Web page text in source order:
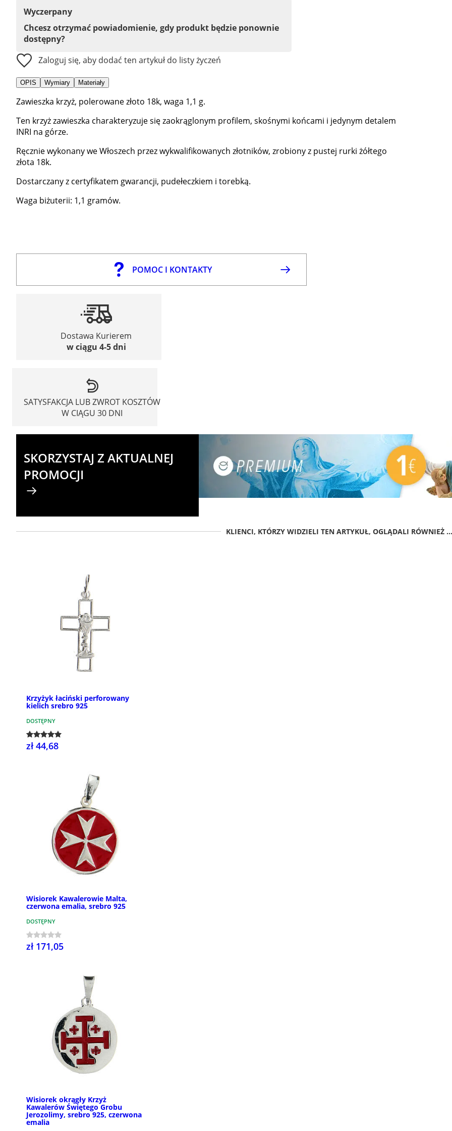
Wyczerpany
Chcesz otrzymać powiadomienie, gdy produkt będzie ponownie
dostępny?
Zaloguj się, aby dodać ten artykuł do listy życzeń
OPIS Wymiary Materiały
Zawieszka krzyż, polerowane złoto 18k, waga 1,1 g.
Ten krzyż zawieszka charakteryzuje się zaokrąglonym profilem, skośnymi końcami i jedynym detalem
INRI na górze.
Ręcznie wykonany we Włoszech przez wykwalifikowanych złotników, zrobiony z pustej rurki żółtego
złota 18k.
Dostarczany z certyfikatem gwarancji, pudełeczkiem i torebką.
Waga biżuterii: 1,1 gramów.
POMOC I KONTAKTY
Dostawa Kurierem
w ciągu 4-5 dni
SATYSFAKCJA LUB ZWROT KOSZTÓW
W CIĄGU 30 DNI
SKORZYSTAJ Z AKTUALNEJ
PROMOCJI
KLIENCI, KTÓRZY WIDZIELI TEN ARTYKUŁ, OGLĄDALI RÓWNIEŻ ...
Krzyżyk łaciński perforowany
kielich srebro 925
DOSTĘPNY
zł 44,68
Wisiorek Kawalerowie Malta,
czerwona emalia, srebro 925
DOSTĘPNY
zł 171,05
Wisiorek okrągły Krzyż
Kawalerów Świętego Grobu
Jerozolimy, srebro 925, czerwona
emalia